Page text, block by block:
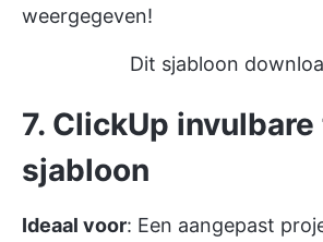
weergegeven!
Dit sjabloon
7. ClickUp
sjabloon
Ideaal voor: Een aangepast